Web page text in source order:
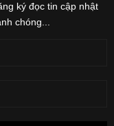
ký đọc tin cập nhật
chóng...